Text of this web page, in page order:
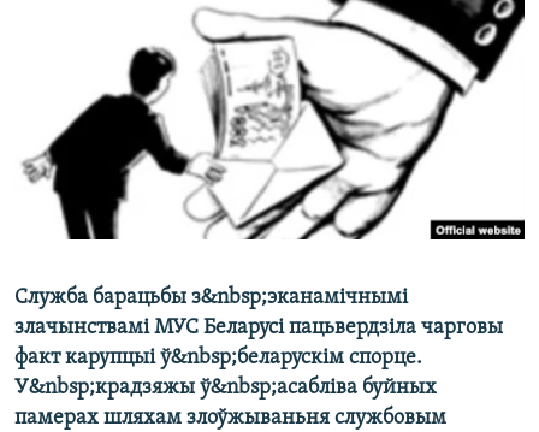
НА ХВАЛЯХ СВАБОДЫ
Служба барацьбы з&nbsp;эканамічнымі
злачынствамі МУС Беларусі пацьвердзіла чарговы
факт карупцыі ў&nbsp;беларускім спорце.
У&nbsp;крадзяжы ў&nbsp;асабліва буйных
памерах шляхам злоўжываньня службовым